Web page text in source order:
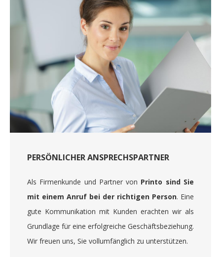
PERSÖNLICHER ANSPRECHSPARTNER
Als Firmenkunde und Partner von Printo sind Sie
mit einem Anruf bei der richtigen Person. Eine
gute Kommunikation mit Kunden erachten wir als
Grundlage für eine erfolgreiche Geschäftsbeziehung.
Wir freuen uns, Sie vollumfänglich zu unterstützen.